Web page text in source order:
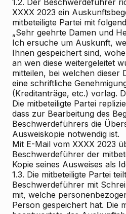
1.2. Der Beschwerdeführer
XXXX 2023 ein
mitbeteiligte Partei mit
„Sehr geehrte Damen und
Ich ersuche um Auskunft,
Ihnen gespeichert sind,
an wen diese weitergeleitet
mitteilen, bei welchen dieser
eine schriftliche
(Kreditanträge, etc.) vorlag.
Die mitbeteiligte Partei
dass zur Bearbeitung des
Beschwerdeführers die
Ausweiskopie notwendig ist.
Mit E-Mail vom XXXX 2023
Beschwerdeführer der
Kopie seines Ausweises als
1.3. Die mitbeteiligte Partei
Beschwerdeführer mit
mit, welche
Person gespeichert hat. Die